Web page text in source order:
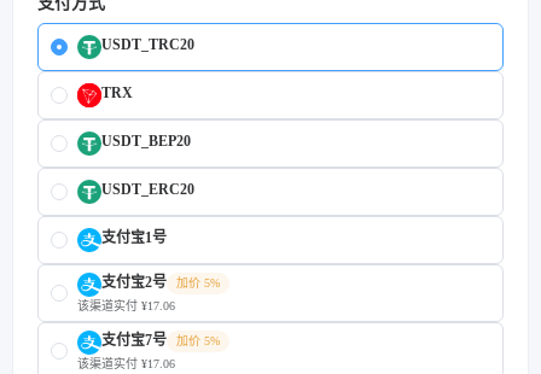
USDT_TRC20
TRX
USDT_BEP20
USDT_ERC20
支付宝1号
支付宝2号
加价 5%
该渠道实付 ¥17.06
支付宝7号
加价 5%
该渠道实付 ¥17.06